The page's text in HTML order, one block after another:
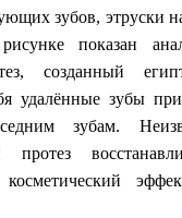
зубов, этруски
показан
созданный
удалённые зубы
зубам.
протез